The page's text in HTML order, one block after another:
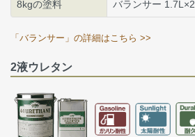
8kgの塗料 バランサー 1.7L×2
「バランサー」の詳細はこちら >>
2液ウレタン